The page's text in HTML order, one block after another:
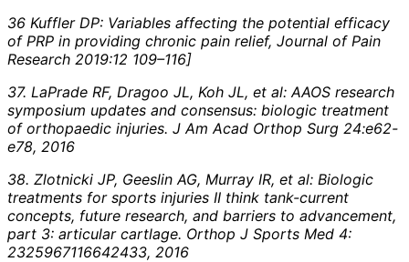
36 Kuffler DP: Variables affecting the potential efficacy
of PRP in providing chronic pain relief, Journal of Pain
Research 2019:12 109–116]
37. LaPrade RF, Dragoo JL, Koh JL, et al: AAOS research
symposium updates and consensus: biologic treatment
of orthopaedic injuries. J Am Acad Orthop Surg 24:e62-
e78, 2016
38. Zlotnicki JP, Geeslin AG, Murray IR, et al: Biologic
treatments for sports injuries II think tank-current
concepts, future research, and barriers to advancement,
part 3: articular cartlage. Orthop J Sports Med 4:
2325967116642433, 2016